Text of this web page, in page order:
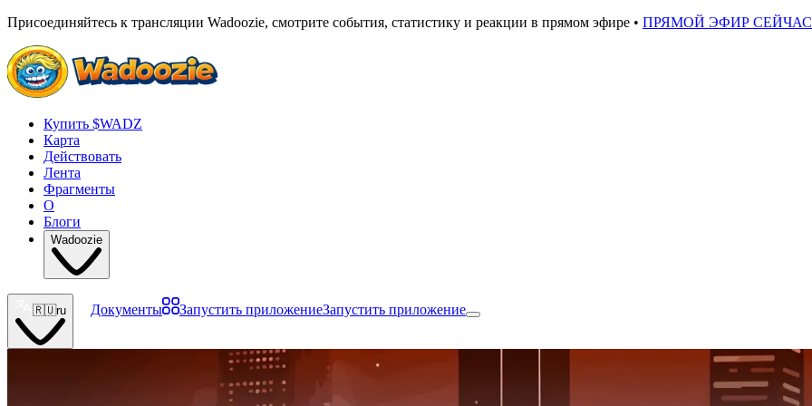
Присоединяйтесь к трансляции Wadoozie, смотрите события, статистику и реакции в прямом эфире • ПРЯМОЙ ЭФИР
Купить $WADZ
Карта
Действовать
Лента
Фрагменты
О
Блоги
Wadoozie
🇷🇺ru Документы Запустить приложениеЗапустить приложение